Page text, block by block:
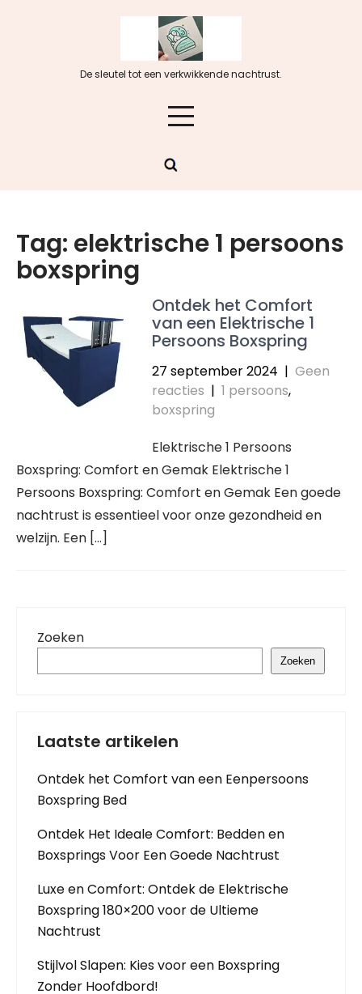
De sleutel tot een verkwikkende nachtrust.
Tag: elektrische 1 persoons
boxspring
Ontdek het Comfort
van een Elektrische 1
Persoons Boxspring
27 september 2024 | Geen
reacties | 1 persoons,
boxspring
Elektrische 1 Persoons
Boxspring: Comfort en Gemak Elektrische 1
Persoons Boxspring: Comfort en Gemak Een goede
nachtrust is essentieel voor onze gezondheid en
welzijn. Een […]
Zoeken
Zoeken
Laatste artikelen
Ontdek het Comfort van een Eenpersoons
Boxspring Bed
Ontdek Het Ideale Comfort: Bedden en
Boxsprings Voor Een Goede Nachtrust
Luxe en Comfort: Ontdek de Elektrische
Boxspring 180×200 voor de Ultieme
Nachtrust
Stijlvol Slapen: Kies voor een Boxspring
Zonder Hoofdbord!